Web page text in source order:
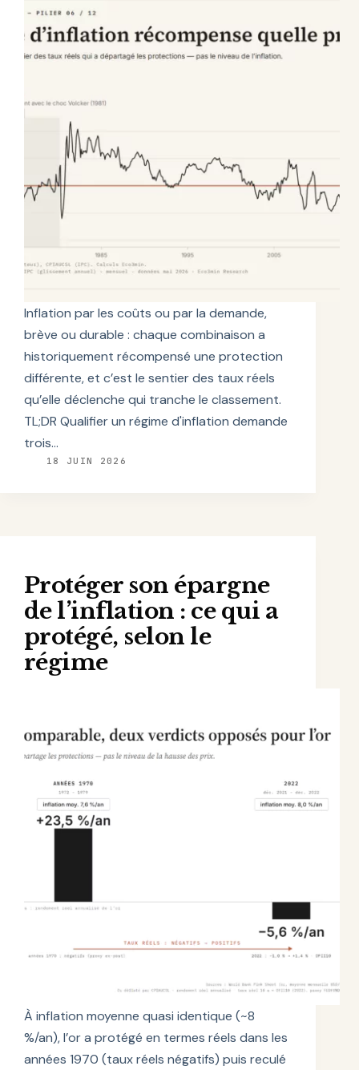
Inflation par les coûts ou par la demande,
brève ou durable : chaque combinaison a
historiquement récompensé une protection
différente, et c’est le sentier des taux réels
qu’elle déclenche qui tranche le classement.
TL;DR Qualifier un régime d'inflation demande
trois…
18 JUIN 2026
Protéger son épargne
de l’inflation : ce qui a
protégé, selon le
régime
À inflation moyenne quasi identique (~8
%/an), l’or a protégé en termes réels dans les
années 1970 (taux réels négatifs) puis reculé